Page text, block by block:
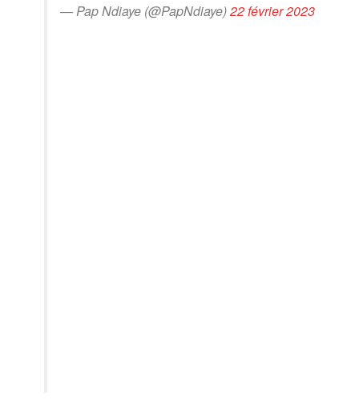
— Pap Ndiaye (@PapNdiaye)22 février 2023